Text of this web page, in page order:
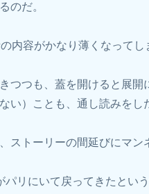
のだ。
内容がかなり薄くなってし
つつも、蓋を開けると展開
い）ことも、通し読みをし
ストーリーの間延びにマン
リにいて戻ってきたとい